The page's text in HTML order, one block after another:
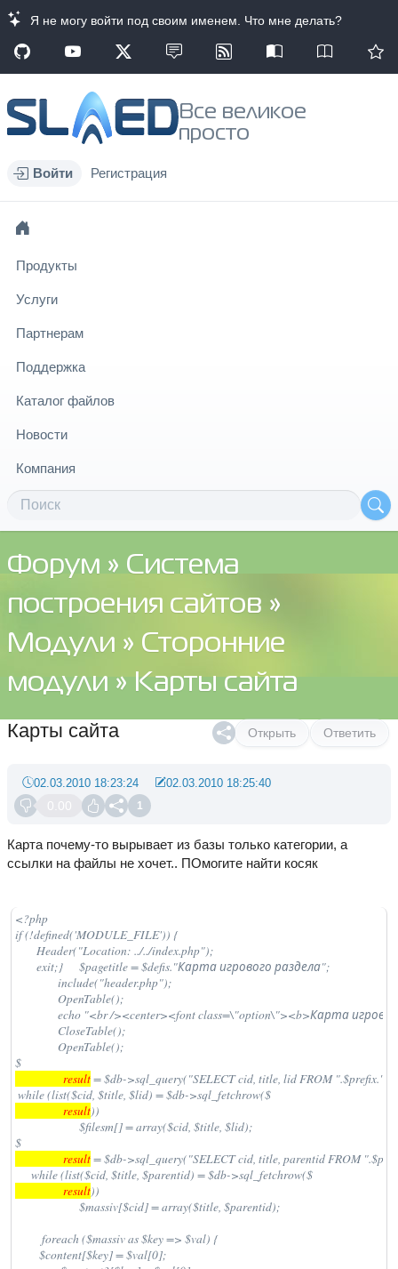
Я не могу войти под своим именем. Что мне делать?
Все великое
просто
Войти Регистрация
Продукты
Услуги
Партнерам
Поддержка
Каталог файлов
Новости
Компания
Форум » Система
построения сайтов »
Модули » Сторонние
модули » Карты сайта
Открыть Ответить
Карты сайта
0.00 1
02.03.2010 18:23:24 02.03.2010 18:25:40
Карта почему-то вырывает из базы только категории, а
ссылки на файлы не хочет.. ПОмогите найти косяк
<?php
if (!defined('MODULE_FILE')) {
$
                  result
= $db->sql_query("SELECT cid, title, lid FROM
while (list($cid, $title, $lid) = $db->sql_fetchrow($
                  result
))
$
                  result
= $db->sql_query("SELECT cid, title, parentid FROM
      while (list($cid, $title, $parentid) = $db->sql_fetchrow($
                  result
))
         $content[$key] = $val[0];